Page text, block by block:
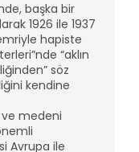
başka bir
1926 ile 1937
hapiste
“aklın
söz
kendine
ve medeni
Avrupa ile